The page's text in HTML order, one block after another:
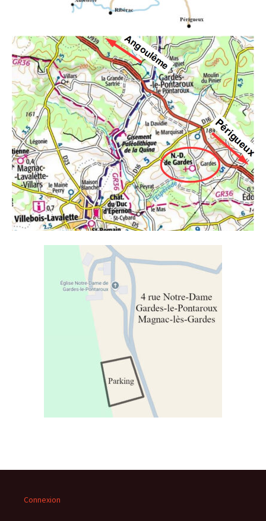
Connexion